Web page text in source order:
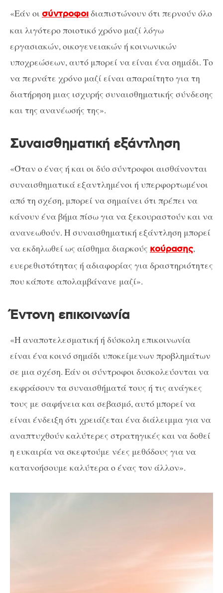
«Εάν οι σύντροφοιδιαπιστώνουν ότι περνούν όλο
και λιγότερο ποιοτικό χρόνο μαζί λόγω
εργασιακών, οικογενειακών ή κοινωνικών
υποχρεώσεων, αυτό μπορεί να είναι ένα σημάδι. Το
να περνάτε χρόνο μαζί είναι απαραίτητο για τη
διατήρηση μιας ισχυρής συναισθηματικής σύνδεσης
και της ανανέωσής της».
Συναισθηματική εξάντληση
«Όταν ο ένας ή και οι δύο σύντροφοι αισθάνονται
συναισθηματικά εξαντλημένοι ή υπερφορτωμένοι
από τη σχέση, μπορεί να σημαίνει ότι πρέπει να
κάνουν ένα βήμα πίσω για να ξεκουραστούν και να
ανανεωθούν. Η συναισθηματική εξάντληση μπορεί
να εκδηλωθεί ως αίσθημα διαρκούς κούρασης,
ευερεθιστότητας ή αδιαφορίας για δραστηριότητες
που κάποτε απολαμβάνανε μαζί».
Έντονη επικοινωνία
«Η αναποτελεσματική ή δύσκολη επικοινωνία
είναι ένα κοινό σημάδι υποκείμενων προβλημάτων
σε μια σχέση. Εάν οι σύντροφοι δυσκολεύονται να
εκφράσουν τα συναισθήματά τους ή τις ανάγκες
τους με σαφήνεια και σεβασμό, αυτό μπορεί να
είναι ένδειξη ότι χρειάζεται ένα διάλειμμα για να
αναπτυχθούν καλύτερες στρατηγικές και να δοθεί
η ευκαιρία να σκεφτούμε νέες μεθόδους για να
κατανοήσουμε καλύτερα ο ένας τον άλλον».